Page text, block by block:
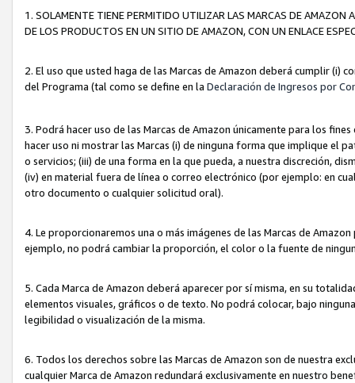
1. SOLAMENTE TIENE PERMITIDO UTILIZAR LAS MARCAS DE
DE LOS PRODUCTOS EN UN SITIO DE AMAZON, CON UN ENLACE
2. El uso que usted haga de las Marcas de Amazon deberá cumplir (i)
del Programa (tal como se define en la Declaración de Ingresos por
3. Podrá hacer uso de las Marcas de Amazon únicamente para los
hacer uso ni mostrar las Marcas (i) de ninguna forma que implique el
o servicios; (iii) de una forma en la que pueda, a nuestra discreción,
(iv) en material fuera de línea o correo electrónico (por ejemplo: en
otro documento o cualquier solicitud oral).
4. Le proporcionaremos una o más imágenes de las Marcas de
ejemplo, no podrá cambiar la proporción, el color o la fuente de
5. Cada Marca de Amazon deberá aparecer por sí misma, en su
elementos visuales, gráficos o de texto. No podrá colocar, bajo
legibilidad o visualización de la misma.
6. Todos los derechos sobre las Marcas de Amazon son de nuestra
cualquier Marca de Amazon redundará exclusivamente en nuestro